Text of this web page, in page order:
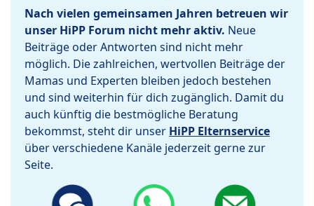
Nach vielen gemeinsamen Jahren betreuen wir
unser HiPP Forum nicht mehr aktiv. Neue
Beiträge oder Antworten sind nicht mehr
möglich. Die zahlreichen, wertvollen Beiträge der
Mamas und Experten bleiben jedoch bestehen
und sind weiterhin für dich zugänglich. Damit du
auch künftig die bestmögliche Beratung
bekommst, steht dir unser HiPP Elternservice
über verschiedene Kanäle jederzeit gerne zur
Seite.